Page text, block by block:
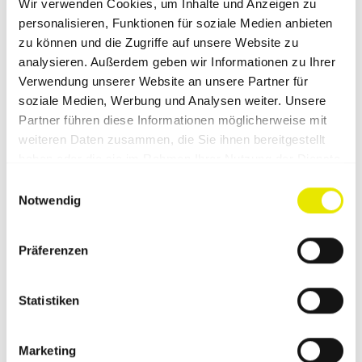
Wir verwenden Cookies, um Inhalte und Anzeigen zu
personalisieren, Funktionen für soziale Medien anbieten
zu können und die Zugriffe auf unsere Website zu
analysieren. Außerdem geben wir Informationen zu Ihrer
Verwendung unserer Website an unsere Partner für
soziale Medien, Werbung und Analysen weiter. Unsere
Partner führen diese Informationen möglicherweise mit
weiteren Daten zusammen, die Sie ihnen bereitgestellt
Notwendig
Präferenzen
Statistiken
Marketing
Häufige Einsatzbereiche
Passende Ergänzungen zu
diesem Zubehör